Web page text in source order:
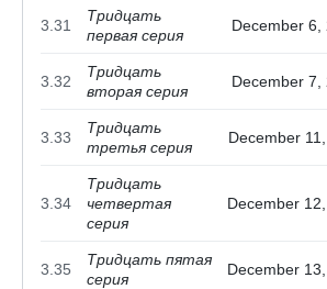
3.31
Тридцать
первая серия
December 6,
3.32
Тридцать
вторая серия
December 7,
3.33
Тридцать
третья серия
December
3.34
Тридцать
четвертая
серия
December
3.35
Тридцать пятая
серия
December